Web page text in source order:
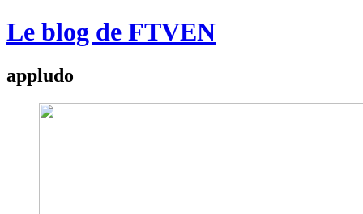
Le blog de FTVEN
appludo